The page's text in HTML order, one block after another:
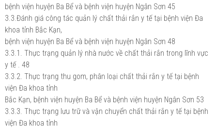
bệnh viện huyện Ba Bể và bệnh viện huyện Ngân Sơn 45
3.3.Đánh giá công tác quản lý chất thải rắn y tế tại bệnh viện Đa
khoa tỉnh Bắc Kạn,
bệnh viện huyện Ba Bể và bệnh viện huyện Ngân Sơn 48
3.3.1. Thực trạng quản lý nhà nước về chất thải rắn trong lĩnh vực
y tế . 48
3.3.2. Thực trạng thu gom, phân loại chất thải rắn y tế tại bệnh
viện Đa khoa tỉnh
Bắc Kạn, bệnh viện huyện Ba Bể và bệnh viện huyện Ngân Sơn 53
3.3.3. Thực trạng lưu trữ và vận chuyển chất thải rắn y tế tại bệnh
viện Đa khoa tỉnh